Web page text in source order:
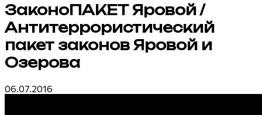
ЗаконоПАКЕТ Яровой /
Антитеррористический
пакет законов Яровой и
Озерова
06.07.2016